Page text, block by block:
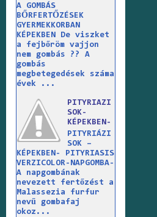
A GOMBÁS
BŐRFERTŐZÉSEK
GYERMEKKORBAN
KÉPEKBEN De viszket
a fejbőröm vajjon
nem gombás ?? A
gombás
megbetegedések száma
évek ...
PITYRIAZI
SOK-
KÉPEKBEN-
PITYRIÁZI
SOK –
KÉPEKBEN- PITYRIASIS
VERZICOLOR-NAPGOMBA-
A napgombának
nevezett fertőzést a
Malassezia furfur
nevű gombafaj
okoz...